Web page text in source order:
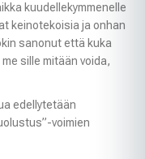
kuudellekymmenelle
keinotekoisia ja onhan
sanonut että kuka
sille mitään voida,
edellytetään
voimien